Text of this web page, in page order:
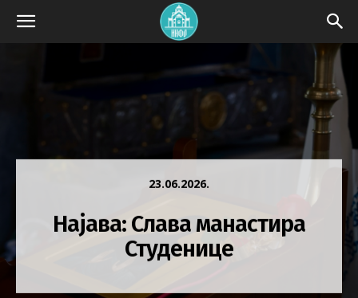
23.06.2026.
Најава: Слава манастира
Студенице